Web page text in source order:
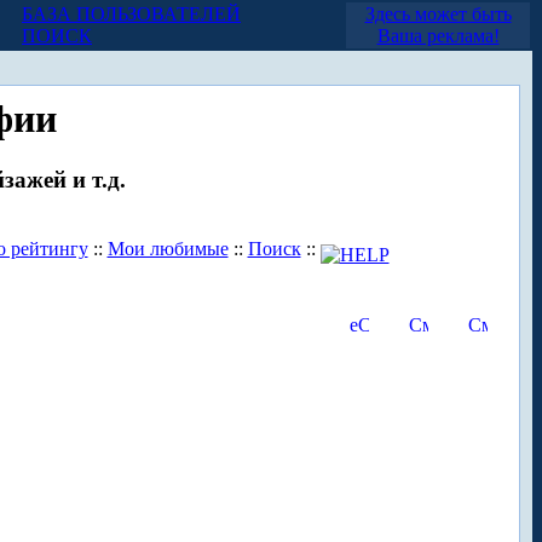
БАЗА ПОЛЬЗОВАТЕЛЕЙ
ПОИСК
Здесь может быть
Ваша реклама!
и т.д.
рейтингу:: Мои любимые:: Поиск::